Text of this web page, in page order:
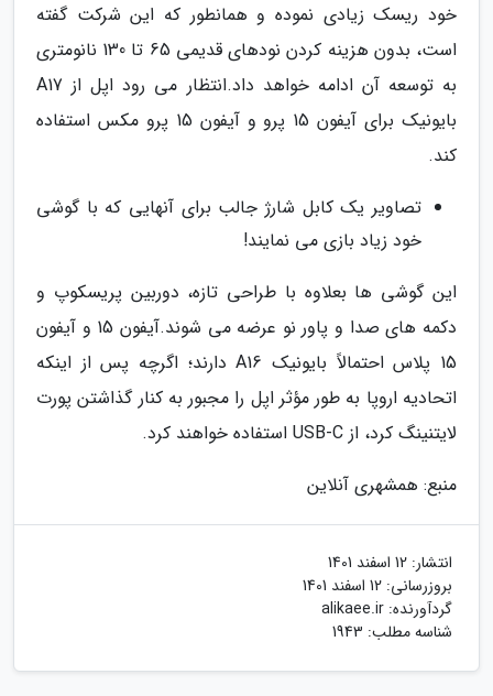
خود ریسک زیادی نموده و همانطور که این شرکت گفته
است، بدون هزینه کردن نودهای قدیمی 65 تا 130 نانومتری
به توسعه آن ادامه خواهد داد.انتظار می رود اپل از A17
بایونیک برای آیفون 15 پرو و آیفون 15 پرو مکس استفاده
کند.
تصاویر یک کابل شارژ جالب برای آنهایی که با گوشی
خود زیاد بازی می نمایند!
این گوشی ها بعلاوه با طراحی تازه، دوربین پریسکوپ و
دکمه های صدا و پاور نو عرضه می شوند.آیفون 15 و آیفون
15 پلاس احتمالاً بایونیک A16 دارند؛ اگرچه پس از اینکه
اتحادیه اروپا به طور مؤثر اپل را مجبور به کنار گذاشتن پورت
لایتنینگ کرد، از USB-C استفاده خواهند کرد.
منبع: همشهری آنلاین
انتشار: 12 اسفند 1401
بروزرسانی: 12 اسفند 1401
گردآورنده: alikaee.ir
شناسه مطلب: 1943